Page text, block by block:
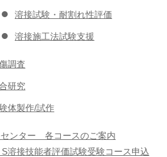
溶接試験・耐割れ性評価
溶接施工法試験支援
調査
研究
体製作/試作
ンター 各コースのご案内
S溶接技能者評価試験受験コース申込